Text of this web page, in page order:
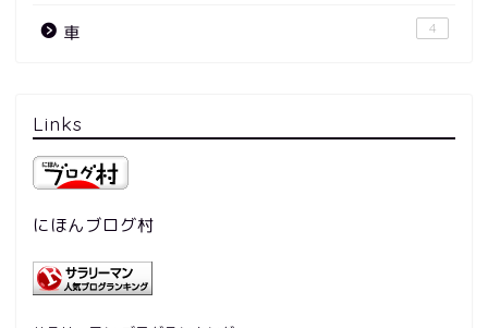
車 4
Links
にほんブログ村